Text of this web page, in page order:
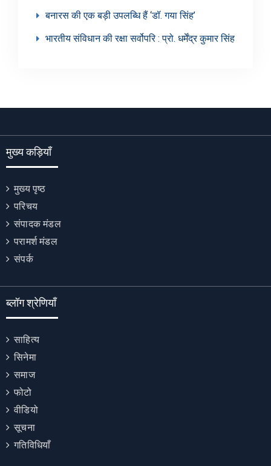
बनारस की एक बड़ी उपलब्धि हैं ‘डॉ. गया सिंह’
भारतीय संविधान की रक्षा सर्वोपरि : प्रो. धर्मेंद्र कुमार सिंह
मुख्य कड़ियाँ
मुख्य पृष्ठ
परिचय
संपादक मंडल
परामर्श मंडल
संपर्क
ब्लॉग श्रेणियाँ
साहित्य
सिनेमा
समाज
फोटो
वीडियो
सूचना
गतिविधियाँ